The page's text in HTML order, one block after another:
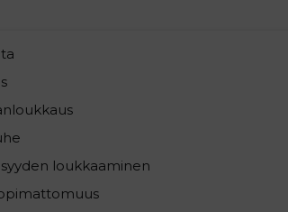
loukkaaminen